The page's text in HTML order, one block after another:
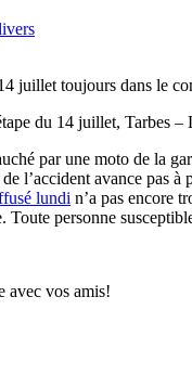
du 14 juillet, Tarbes
par une moto de la
l’accident avance pas à
lundi n’a pas encore
personne
avec vos amis!